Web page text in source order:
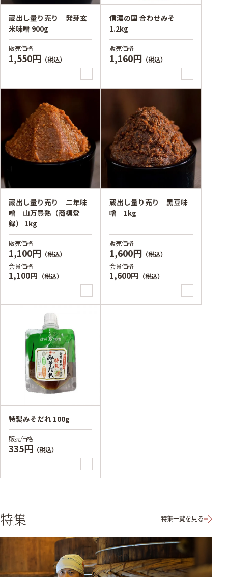
蔵出し量り売り 発芽玄
米味噌 900g
販売価格
1,550円 （税込）
信濃の国 合わせみそ
1.2kg
販売価格
1,160円 （税込）
蔵出し量り売り 二年味
噌 山万豊熟（商標登
録） 1kg
販売価格
1,100円 （税込）
会員価格
1,100円 （税込）
蔵出し量り売り 黒豆味
噌 1kg
販売価格
1,600円 （税込）
会員価格
1,600円 （税込）
特製みそだれ 100g
販売価格
335円 （税込）
特集 特集一覧を見る